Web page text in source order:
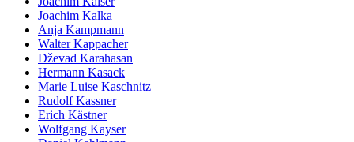
Joachim Kalka
Anja Kampmann
Walter Kappacher
Dževad Karahasan
Hermann Kasack
Marie Luise Kaschnitz
Rudolf Kassner
Erich Kästner
Wolfgang Kayser